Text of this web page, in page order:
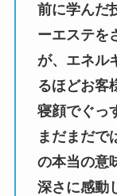
前に学んだ
ーエステを
が、エネル
るほどお客
寝顔でぐっ
まだまだで
の本当の意
深さに感動